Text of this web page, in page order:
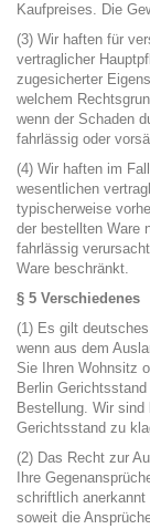
Kaufpreises. Die
(3) Wir haften für
vertraglicher
zugesicherter
welchem
wenn der Schaden
fahrlässig oder
(4) Wir haften im
wesentlichen
typischerweise
der bestellten Ware
fahrlässig
Ware beschränkt.
§ 5 Verschiedenes
(1) Es gilt
wenn aus dem
Sie Ihren Wohnsitz
Berlin
Bestellung. Wir
Gerichtsstand zu
(2) Das Recht zur
Ihre
schriftlich anerkannt
soweit die